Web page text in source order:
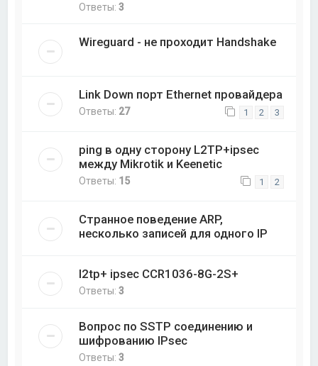
Ответы:3
Wireguard - не проходит Handshake
Link Down порт Ethernet провайдера
Ответы: 27 1 2 3
ping в одну сторону L2TP+ipsec
между Mikrotik и Keenetic
Ответы: 15 1 2
Странное поведение ARP,
несколько записей для одного IP
l2tp+ ipsec CCR1036-8G-2S+
Ответы:3
Вопрос по SSTP соединению и
шифрованию IPsec
Ответы:3